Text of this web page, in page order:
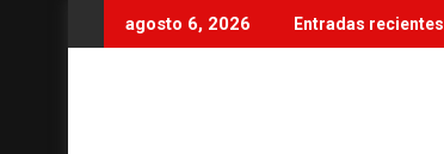
r
agosto 6, 2026 Entradas recientes